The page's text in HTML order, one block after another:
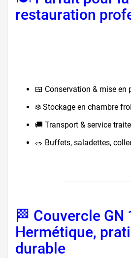
restauration
🍱 Conservation & mise en
❄️ Stockage en chambre
🚚 Transport & service
🥗 Buffets, saladettes,
🏁 Couvercle GN
Hermétique,
durable